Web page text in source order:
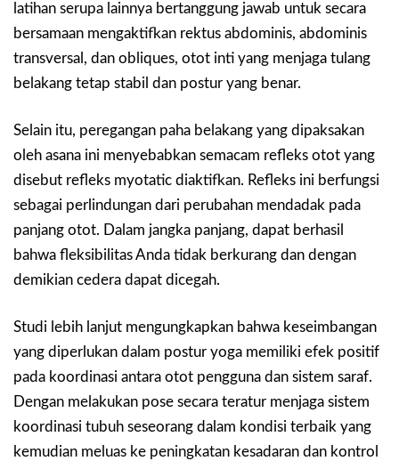
latihan serupa lainnya bertanggung jawab untuk secara
bersamaan mengaktifkan rektus abdominis, abdominis
transversal, dan obliques, otot inti yang menjaga tulang
belakang tetap stabil dan postur yang benar.
Selain itu, peregangan paha belakang yang dipaksakan
oleh asana ini menyebabkan semacam refleks otot yang
disebut refleks myotatic diaktifkan. Refleks ini berfungsi
sebagai perlindungan dari perubahan mendadak pada
panjang otot. Dalam jangka panjang, dapat berhasil
bahwa fleksibilitas Anda tidak berkurang dan dengan
demikian cedera dapat dicegah.
Studi lebih lanjut mengungkapkan bahwa keseimbangan
yang diperlukan dalam postur yoga memiliki efek positif
pada koordinasi antara otot pengguna dan sistem saraf.
Dengan melakukan pose secara teratur menjaga sistem
koordinasi tubuh seseorang dalam kondisi terbaik yang
kemudian meluas ke peningkatan kesadaran dan kontrol